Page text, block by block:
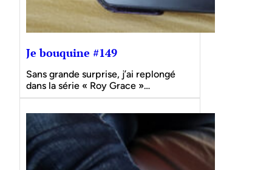
Je bouquine #149
Sans grande surprise, j’ai replongé
dans la série « Roy Grace »…